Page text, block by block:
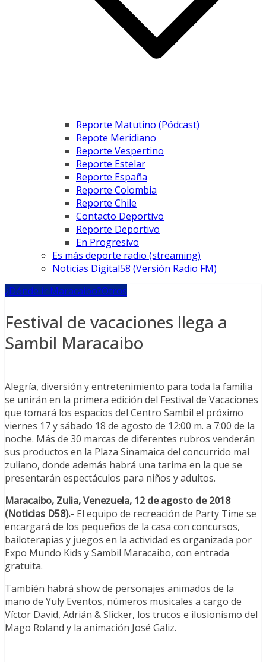
Reporte Matutino (Pódcast)
Repote Meridiano
Reporte Vespertino
Reporte Estelar
Reporte España
Reporte Colombia
Reporte Chile
Contacto Deportivo
Reporte Deportivo
En Progresivo
Es más deporte radio (streaming)
Noticias Digital58 (Versión Radio FM)
¿Dónde ir Maracaibo?Otros
Festival de vacaciones llega a
Sambil Maracaibo
Alegría, diversión y entretenimiento para toda la familia
se unirán en la primera edición del Festival de Vacaciones
que tomará los espacios del Centro Sambil el próximo
viernes 17 y sábado 18 de agosto de 12:00 m. a 7:00 de la
noche. Más de 30 marcas de diferentes rubros venderán
sus productos en la Plaza Sinamaica del concurrido mal
zuliano, donde además habrá una tarima en la que se
presentarán espectáculos para niños y adultos.
Maracaibo, Zulia, Venezuela, 12 de agosto de 2018
(Noticias D58).- El equipo de recreación de Party Time se
encargará de los pequeños de la casa con concursos,
bailoterapias y juegos en la actividad es organizada por
Expo Mundo Kids y Sambil Maracaibo, con entrada
gratuita.
También habrá show de personajes animados de la
mano de Yuly Eventos, números musicales a cargo de
Víctor David, Adrián & Slicker, los trucos e ilusionismo del
Mago Roland y la animación José Galiz.